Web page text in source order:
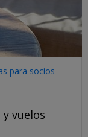
para socios
vuelos